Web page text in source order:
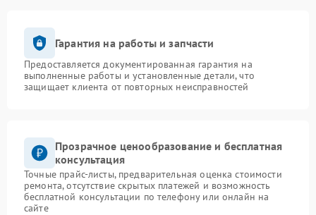
Гарантия на работы и запчасти
Предоставляется документированная гарантия на
выполненные работы и установленные детали, что
защищает клиента от повторных неисправностей
Прозрачное ценообразование и бесплатная
консультация
Точные прайс-листы, предварительная оценка стоимости
ремонта, отсутствие скрытых платежей и возможность
бесплатной консультации по телефону или онлайн на
сайте